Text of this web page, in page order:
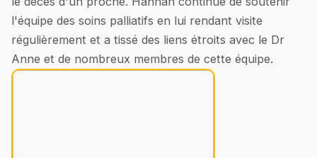
l'équipe des soins palliatifs en lui rendant visite
régulièrement et a tissé des liens étroits avec le Dr
Anne et de nombreux membres de cette équipe.